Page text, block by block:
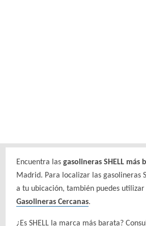
Encuentra lasgasolineras SHELL más
Madrid. Para localizar las gasolineras
a tu ubicación, también puedes
Gasolineras Cercanas.
¿Es SHELL la marca más barata?